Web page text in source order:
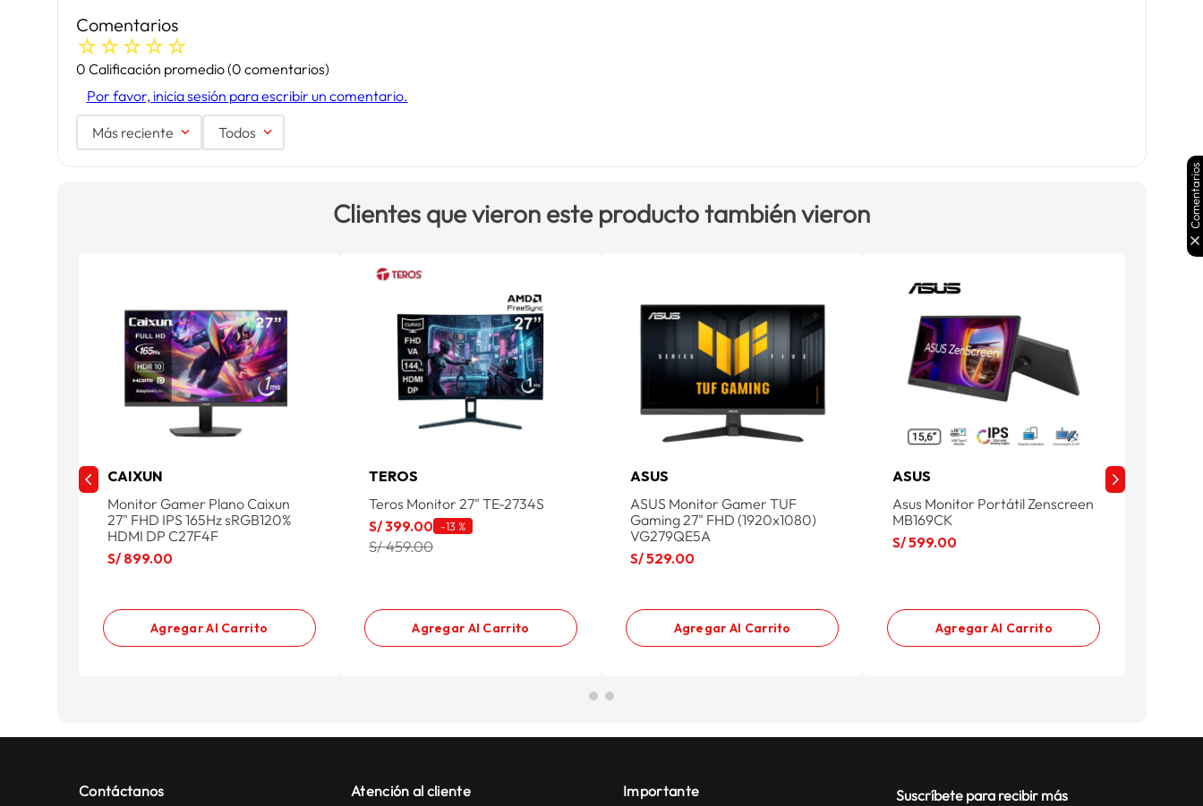
Comentarios
☆☆☆☆☆
0 Calificación promedio(0 comentarios)
Por favor, inicia sesión para escribir un comentario.
Más reciente Todos
Clientes que vieron este producto también vieron
CAIXUN
Monitor Gamer Plano Caixun
27" FHD IPS 165Hz sRGB120%
HDMI DP C27F4F
S/ 899.00
Agregar Al Carrito
TEROS
Teros Monitor 27" TE-2734S
S/399.00 -13 %
S/ 459.00
Agregar Al Carrito
ASUS
ASUS Monitor Gamer TUF
Gaming 27" FHD (1920x1080)
VG279QE5A
S/529.00
Agregar Al Carrito
ASUS
Asus Monitor Portátil Zenscreen
MB169CK
S/599.00
Agregar Al Carrito
Contáctanos Atención al cliente Importante
Suscríbete para recibir más
Comentarios